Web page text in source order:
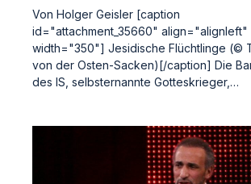
Von Holger Geisler [caption
id="attachment_35660" align="alignleft"
width="350"] Jesidische Flüchtlinge (©
von der Osten-Sacken)[/caption] Die
des IS, selbsternannte Gotteskrieger,…